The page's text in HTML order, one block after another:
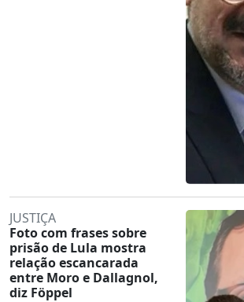
JUSTIÇA
Foto com frases sobre
prisão de Lula mostra
relação escancarada
entre Moro e Dallagnol,
diz Föppel